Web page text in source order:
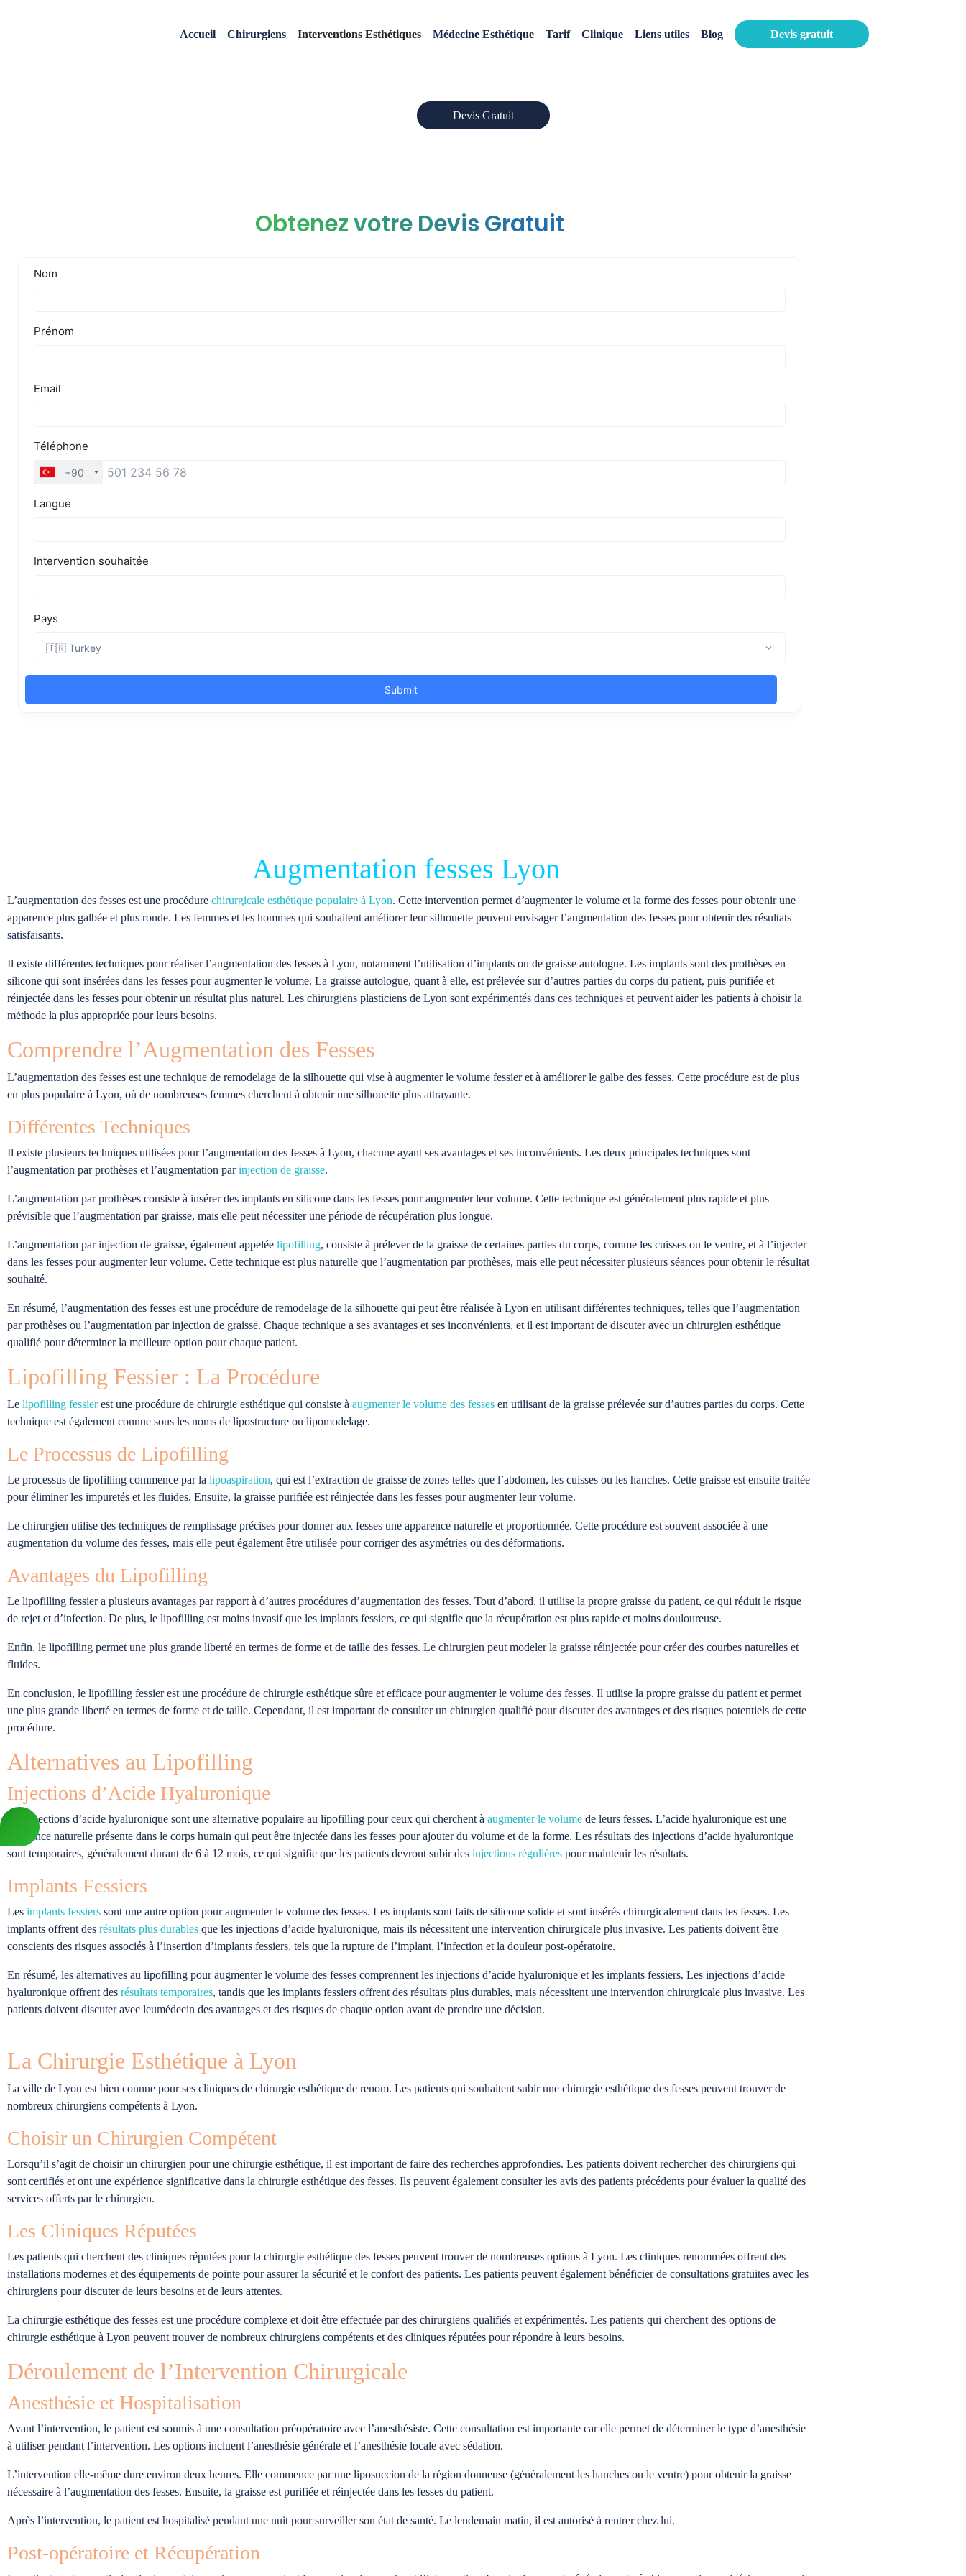
Accueil Chirurgiens Interventions Esthétiques Médecine Esthétique Tarif Clinique Liens utiles Blog Devis gratuit
Devis Gratuit
Obtenez votre Devis Gratuit
Augmentation fesses Lyon
L’augmentation des fesses est une procédure chirurgicale esthétique populaire à Lyon. Cette intervention permet d’augmenter le volume et la forme des fesses pour obtenir une
apparence plus galbée et plus ronde. Les femmes et les hommes qui souhaitent améliorer leur silhouette peuvent envisager l’augmentation des fesses pour obtenir des résultats
satisfaisants.
Il existe différentes techniques pour réaliser l’augmentation des fesses à Lyon, notamment l’utilisation d’implants ou de graisse autologue. Les implants sont des prothèses en
silicone qui sont insérées dans les fesses pour augmenter le volume. La graisse autologue, quant à elle, est prélevée sur d’autres parties du corps du patient, puis purifiée et
réinjectée dans les fesses pour obtenir un résultat plus naturel. Les chirurgiens plasticiens de Lyon sont expérimentés dans ces techniques et peuvent aider les patients à choisir la
méthode la plus appropriée pour leurs besoins.
Comprendre l’Augmentation des Fesses
L’augmentation des fesses est une technique de remodelage de la silhouette qui vise à augmenter le volume fessier et à améliorer le galbe des fesses. Cette procédure est de plus
en plus populaire à Lyon, où de nombreuses femmes cherchent à obtenir une silhouette plus attrayante.
Différentes Techniques
Il existe plusieurs techniques utilisées pour l’augmentation des fesses à Lyon, chacune ayant ses avantages et ses inconvénients. Les deux principales techniques sont
l’augmentation par prothèses et l’augmentation parinjection de graisse.
L’augmentation par prothèses consiste à insérer des implants en silicone dans les fesses pour augmenter leur volume. Cette technique est généralement plus rapide et plus
prévisible que l’augmentation par graisse, mais elle peut nécessiter une période de récupération plus longue.
L’augmentation par injection de graisse, également appelée lipofilling, consiste à prélever de la graisse de certaines parties du corps, comme les cuisses ou le ventre, et à l’injecter
dans les fesses pour augmenter leur volume. Cette technique est plus naturelle que l’augmentation par prothèses, mais elle peut nécessiter plusieurs séances pour obtenir le résultat
souhaité.
En résumé, l’augmentation des fesses est une procédure de remodelage de la silhouette qui peut être réalisée à Lyon en utilisant différentes techniques, telles que l’augmentation
par prothèses ou l’augmentation par injection de graisse. Chaque technique a ses avantages et ses inconvénients, et il est important de discuter avec un chirurgien esthétique
qualifié pour déterminer la meilleure option pour chaque patient.
Lipofilling Fessier : La Procédure
Le lipofilling fessierest une procédure de chirurgie esthétique qui consiste à augmenter le volume des fesses en utilisant de la graisse prélevée sur d’autres parties du corps. Cette
technique est également connue sous les noms de lipostructure ou lipomodelage.
Le Processus de Lipofilling
Le processus de lipofilling commence par la lipoaspiration, qui est l’extraction de graisse de zones telles que l’abdomen, les cuisses ou les hanches. Cette graisse est ensuite traitée
pour éliminer les impuretés et les fluides. Ensuite, la graisse purifiée est réinjectée dans les fesses pour augmenter leur volume.
Le chirurgien utilise des techniques de remplissage précises pour donner aux fesses une apparence naturelle et proportionnée. Cette procédure est souvent associée à une
augmentation du volume des fesses, mais elle peut également être utilisée pour corriger des asymétries ou des déformations.
Avantages du Lipofilling
Le lipofilling fessier a plusieurs avantages par rapport à d’autres procédures d’augmentation des fesses. Tout d’abord, il utilise la propre graisse du patient, ce qui réduit le risque
de rejet et d’infection. De plus, le lipofilling est moins invasif que les implants fessiers, ce qui signifie que la récupération est plus rapide et moins douloureuse.
Enfin, le lipofilling permet une plus grande liberté en termes de forme et de taille des fesses. Le chirurgien peut modeler la graisse réinjectée pour créer des courbes naturelles et
fluides.
En conclusion, le lipofilling fessier est une procédure de chirurgie esthétique sûre et efficace pour augmenter le volume des fesses. Il utilise la propre graisse du patient et permet
une plus grande liberté en termes de forme et de taille. Cependant, il est important de consulter un chirurgien qualifié pour discuter des avantages et des risques potentiels de cette
procédure.
Alternatives au Lipofilling
Injections d’Acide Hyaluronique
Les injections d’acide hyaluronique sont une alternative populaire au lipofilling pour ceux qui cherchent à augmenter le volume de leurs fesses. L’acide hyaluronique est une
substance naturelle présente dans le corps humain qui peut être injectée dans les fesses pour ajouter du volume et de la forme. Les résultats des injections d’acide hyaluronique
sont temporaires, généralement durant de 6 à 12 mois, ce qui signifie que les patients devront subir des injections régulières pour maintenir les résultats.
Implants Fessiers
Les implants fessiers sont une autre option pour augmenter le volume des fesses. Les implants sont faits de silicone solide et sont insérés chirurgicalement dans les fesses. Les
implants offrent des résultats plus durables que les injections d’acide hyaluronique, mais ils nécessitent une intervention chirurgicale plus invasive. Les patients doivent être
conscients des risques associés à l’insertion d’implants fessiers, tels que la rupture de l’implant, l’infection et la douleur post-opératoire.
En résumé, les alternatives au lipofilling pour augmenter le volume des fesses comprennent les injections d’acide hyaluronique et les implants fessiers. Les injections d’acide
hyaluronique offrent des résultats temporaires, tandis que les implants fessiers offrent des résultats plus durables, mais nécessitent une intervention chirurgicale plus invasive. Les
patients doivent discuter avec leumédecin des avantages et des risques de chaque option avant de prendre une décision.
La Chirurgie Esthétique à Lyon
La ville de Lyon est bien connue pour ses cliniques de chirurgie esthétique de renom. Les patients qui souhaitent subir une chirurgie esthétique des fesses peuvent trouver de
nombreux chirurgiens compétents à Lyon.
Choisir un Chirurgien Compétent
Lorsqu’il s’agit de choisir un chirurgien pour une chirurgie esthétique, il est important de faire des recherches approfondies. Les patients doivent rechercher des chirurgiens qui
sont certifiés et ont une expérience significative dans la chirurgie esthétique des fesses. Ils peuvent également consulter les avis des patients précédents pour évaluer la qualité des
services offerts par le chirurgien.
Les Cliniques Réputées
Les patients qui cherchent des cliniques réputées pour la chirurgie esthétique des fesses peuvent trouver de nombreuses options à Lyon. Les cliniques renommées offrent des
installations modernes et des équipements de pointe pour assurer la sécurité et le confort des patients. Les patients peuvent également bénéficier de consultations gratuites avec les
chirurgiens pour discuter de leurs besoins et de leurs attentes.
La chirurgie esthétique des fesses est une procédure complexe et doit être effectuée par des chirurgiens qualifiés et expérimentés. Les patients qui cherchent des options de
chirurgie esthétique à Lyon peuvent trouver de nombreux chirurgiens compétents et des cliniques réputées pour répondre à leurs besoins.
Déroulement de l’Intervention Chirurgicale
Anesthésie et Hospitalisation
Avant l’intervention, le patient est soumis à une consultation préopératoire avec l’anesthésiste. Cette consultation est importante car elle permet de déterminer le type d’anesthésie
à utiliser pendant l’intervention. Les options incluent l’anesthésie générale et l’anesthésie locale avec sédation.
L’intervention elle-même dure environ deux heures. Elle commence par une liposuccion de la région donneuse (généralement les hanches ou le ventre) pour obtenir la graisse
nécessaire à l’augmentation des fesses. Ensuite, la graisse est purifiée et réinjectée dans les fesses du patient.
Après l’intervention, le patient est hospitalisé pendant une nuit pour surveiller son état de santé. Le lendemain matin, il est autorisé à rentrer chez lui.
Post-opératoire et Récupération